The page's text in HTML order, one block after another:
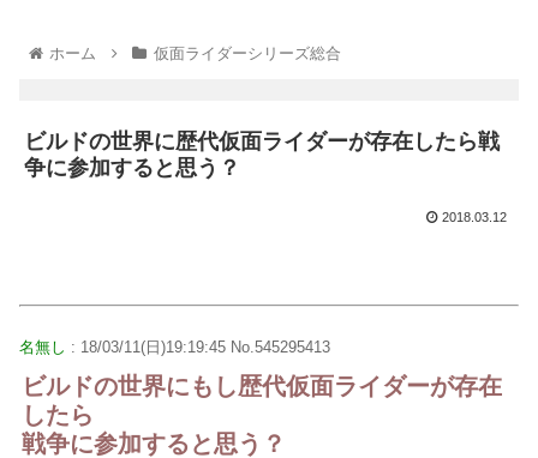
ホーム 仮面ライダーシリーズ総合
ビルドの世界に歴代仮面ライダーが存在したら戦
争に参加すると思う？
2018.03.12
名無し : 18/03/11(日)19:19:45 No.545295413
ビルドの世界にもし歴代仮面ライダーが存在
したら
戦争に参加すると思う？